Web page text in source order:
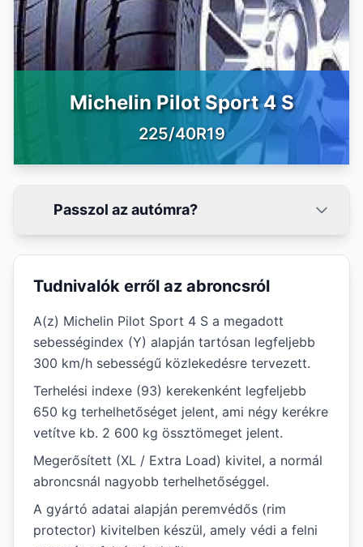
Michelin Pilot Sport 4 S
225/40R19
Passzol az autómra?
Tudnivalók erről az abroncsról
A(z) Michelin Pilot Sport 4 S a megadott
sebességindex (Y) alapján tartósan legfeljebb
300 km/h sebességű közlekedésre tervezett.
Terhelési indexe (93) kerekenként legfeljebb
650 kg terhelhetőséget jelent, ami négy kerékre
vetítve kb. 2 600 kg össztömeget jelent.
Megerősített (XL / Extra Load) kivitel, a normál
abroncsnál nagyobb terhelhetőséggel.
A gyártó adatai alapján peremvédős (rim
protector) kivitelben készül, amely védi a felni